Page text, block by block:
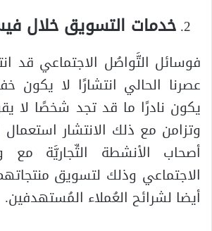
خدمات التسويق خلال
فوسائل التَّواصُل الاجتماعي قد
عصرنا الحالي انتشارًا لا يكون
يكون نادرًا ما قد تجد شخصًا لا
وتزامن مع ذلك الانتشار
أصحاب الأنشطة التِّجاريَّة مع
الاجتماعي وذلك لتسويق
أيضا لشرائح العُملاء المُستهدفين.